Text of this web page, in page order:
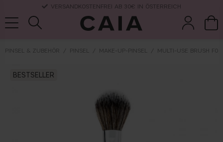
LIEFERUNG NACH HAUSE, LIEFERZEIT 2-4 WERKTAGE
PINSEL & ZUBEHÖR PINSEL MAKE-UP-PINSEL MULTI-USE BRUSH F03
BESTSELLER
parfüm